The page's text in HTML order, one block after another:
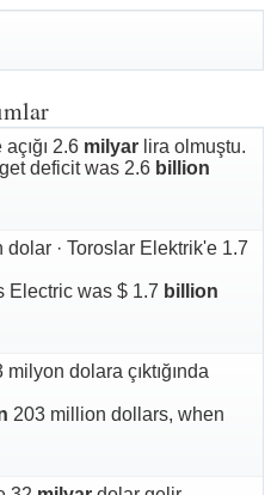
2.6 milyar lira olmuştu.
deficit was 2.6 billion
· Toroslar Elektrik'e 1.7
Electric was $ 1.7 billion
milyon dolara çıktığında
203 million dollars, when